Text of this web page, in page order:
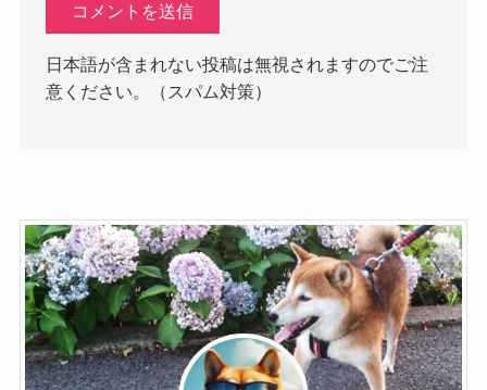
日本語が含まれない投稿は無視されますのでご注
意ください。（スパム対策）